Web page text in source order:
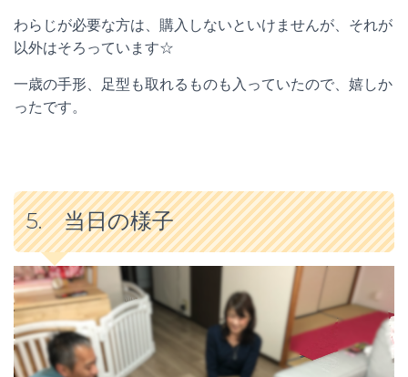
わらじが必要な方は、購入しないといけませんが、それが
以外はそろっています☆
一歳の手形、足型も取れるものも入っていたので、嬉しか
ったです。
5. 当日の様子